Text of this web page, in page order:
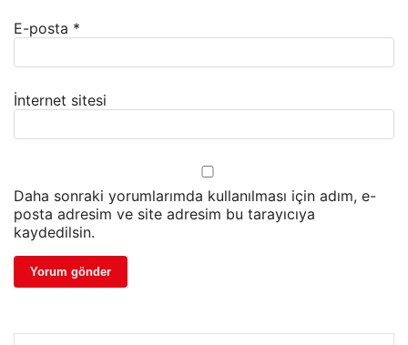
E-posta *
İnternet sitesi
Daha sonraki yorumlarımda kullanılması için adım, e-
posta adresim ve site adresim bu tarayıcıya
kaydedilsin.